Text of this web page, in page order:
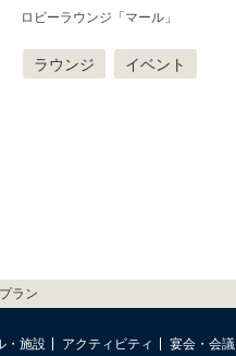
ロビーラウンジ「マール」
ラウンジ イベント
ラン
・施設 アクティビティ 宴会・会議